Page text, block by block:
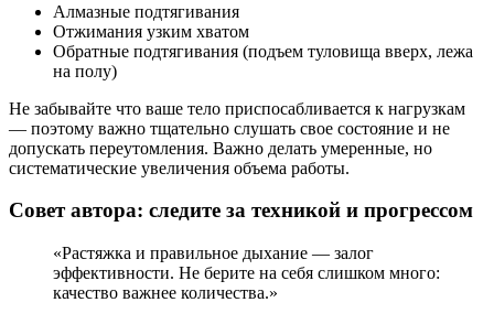
Алмазные подтягивания
Отжимания узким хватом
Обратные подтягивания (подъем туловища вверх, лежа
на полу)
Не забывайте что ваше тело приспосабливается к нагрузкам
— поэтому важно тщательно слушать свое состояние и не
допускать переутомления. Важно делать умеренные, но
систематические увеличения объема работы.
Совет автора: следите за техникой и прогрессом
«Растяжка и правильное дыхание — залог
эффективности. Не берите на себя слишком много:
качество важнее количества.»